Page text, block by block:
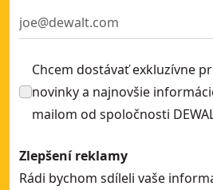
Brusná síťovina 80G EXTREME 93
Chcem dostávať exkluzívne
novinky a najnovšie
mailom od spoločnosti
Zlepšení reklamy
Rádi bychom sdíleli vaše